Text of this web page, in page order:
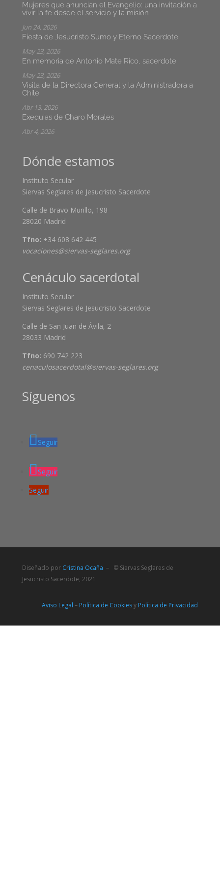
Mujeres que anuncian el Evangelio: una invitación a
vivir la fe desde el servicio y la misión
Jun 24, 2026
Fiesta de Jesucristo Sumo y Eterno Sacerdote
May 23, 2026
En memoria de Antonio Mate Rico, sacerdote
May 23, 2026
Visita de la Directora General y la Administradora a
Chile
Abr 13, 2026
Exequias de Charo Morales
Abr 4, 2026
Dónde estamos
Instituto Secular
Siervas Seglares de Jesucristo Sacerdote
Calle de Bravo Murillo, 198
28020 Madrid
Tfno: +34 608 642 445
vocaciones@siervas-seglares.org
Cenáculo sacerdotal
Instituto Secular
Siervas Seglares de Jesucristo Sacerdote
Calle de San Juan de Ávila, 2
28033 Madrid
Tfno: 690 742 223
cenaculosacerdotal@siervas-seglares.org
Síguenos
Seguir
Seguir
Seguir
Diseñado por Cristina Ocaña – © Siervas Seglares de
Jesucristo Sacerdote, 2021
Aviso Legal – Política de Cookiesy Política de Privacidad